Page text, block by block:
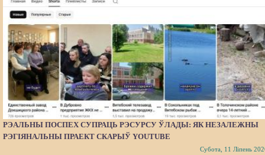
РЭАЛЬНЫ ПОСПЕХ СУПРАЦЬ РЭСУРСУ ЎЛАДЫ: ЯК НЕЗАЛЕЖНЫ
РЭГІЯНАЛЬНЫ ПРАЕКТ СКАРЫЎ YOUTUBE
Субота, 11 Ліпень